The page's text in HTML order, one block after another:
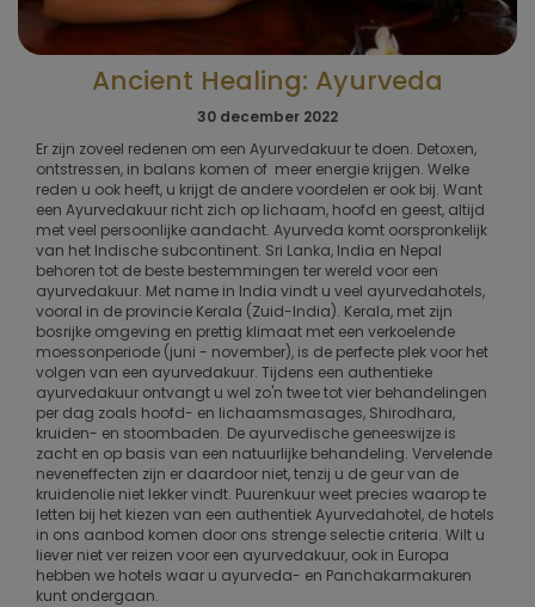
Ancient Healing: Ayurveda
30 december 2022
Er zijn zoveel redenen om een Ayurvedakuur te doen. Detoxen,
ontstressen, in balans komen of meer energie krijgen. Welke
reden u ook heeft, u krijgt de andere voordelen er ook bij. Want
een Ayurvedakuur richt zich op lichaam, hoofd en geest, altijd
met veel persoonlijke aandacht. Ayurveda komt oorspronkelijk
van het Indische subcontinent. Sri Lanka, India en Nepal
behoren tot de beste bestemmingen ter wereld voor een
ayurvedakuur. Met name in India vindt u veel ayurvedahotels,
vooral in de provincie Kerala (Zuid-India). Kerala, met zijn
bosrijke omgeving en prettig klimaat met een verkoelende
moessonperiode (juni - november), is de perfecte plek voor het
volgen van een ayurvedakuur. Tijdens een authentieke
ayurvedakuur ontvangt u wel zo'n twee tot vier behandelingen
per dag zoals hoofd- en lichaamsmasages, Shirodhara,
kruiden- en stoombaden. De ayurvedische geneeswijze is
zacht en op basis van een natuurlijke behandeling. Vervelende
neveneffecten zijn er daardoor niet, tenzij u de geur van de
kruidenolie niet lekker vindt. Puurenkuur weet precies waarop te
letten bij het kiezen van een authentiek Ayurvedahotel, de hotels
in ons aanbod komen door ons strenge selectie criteria. Wilt u
liever niet ver reizen voor een ayurvedakuur, ook in Europa
hebben we hotels waar u ayurveda- en Panchakarmakuren
kunt ondergaan.